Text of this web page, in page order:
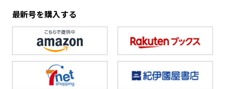
最新号を購入する